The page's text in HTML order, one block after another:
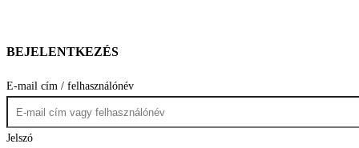
BEJELENTKEZÉS
E-mail cím / felhasználónév
Jelszó